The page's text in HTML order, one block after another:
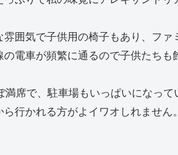
囲気で子供用の椅子もあり、ファ
電車が頻繁に通るので子供たちも
席で、駐車場もいっぱいになって
行かれる方がよイワオしれません。